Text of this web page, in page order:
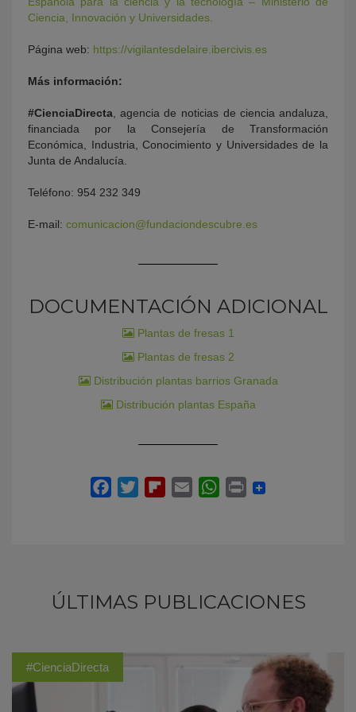
Ciencia, Innovación y Universidades.
Página web: https://vigilantesdelaire.ibercivis.es
Más información:
#CienciaDirecta, agencia de noticias de ciencia andaluza,
financiada por la Consejería de Transformación
Económica, Industria, Conocimiento y Universidades de la
Junta de Andalucía.
Teléfono: 954 232 349
E-mail: comunicacion@fundaciondescubre.es
DOCUMENTACIÓN ADICIONAL
Plantas de fresas 1
Plantas de fresas 2
Distribución plantas barrios Granada
Distribución plantas España
ÚLTIMAS PUBLICACIONES
#CienciaDirecta